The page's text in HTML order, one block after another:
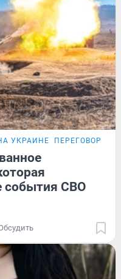
УКРАИНЕ ПЕРЕГОВОРЫ
события СВО